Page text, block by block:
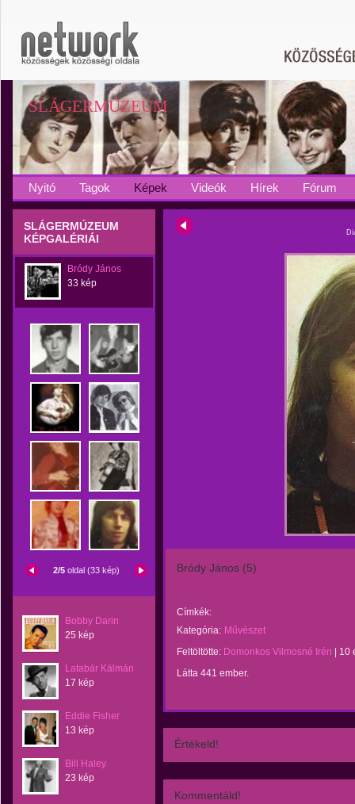
SLÁGERMÚZEUM
Nyitó Tagok Képek Videók Hírek Fórum
SLÁGERMÚZEUM
KÉPGALÉRIÁI
Bródy János
33 kép
2/5 oldal (33 kép)
Bobby Darin
25 kép
Latabár Kálmán
17 kép
Eddie Fisher
13 kép
Bill Haley
23 kép
Bródy János (5)
Címkék:
Kategória: Művészet
Feltöltötte: Domonkos Vilmosné Irén
10
Látta 441 ember.
Értékeld!
Kommentáld!